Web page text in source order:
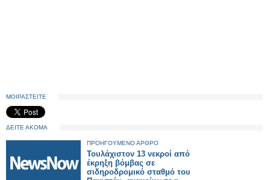
ΜΟΙΡΑΣΤΕΙΤΕ
ΔΕΙΤΕ ΑΚΟΜΑ
ΠΡΟΗΓΟΥΜΕΝΟ ΑΡΘΡΟ
Τουλάχιστον 13 νεκροί από
έκρηξη βόμβας σε
σιδηροδρομικό σταθμό του